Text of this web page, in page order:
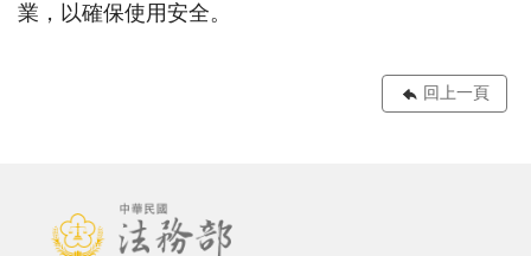
業，以確保使用安全。
回上一頁